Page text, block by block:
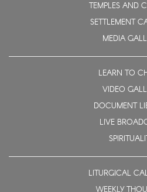
TEMPLES AND
SETTLEMENT
MEDIA
LEARN TO
VIDEO
DOCUMENT
LIVE
LITURGICAL